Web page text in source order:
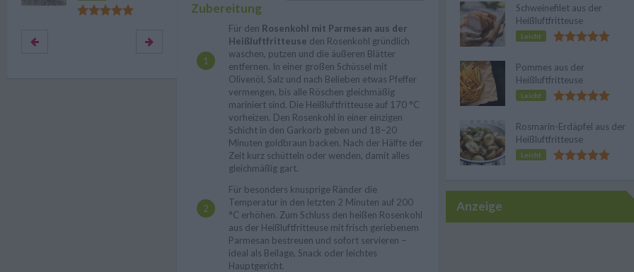
Zubereitung
Für den Rosenkohl mit Parmesan aus der
Heißluftfritteuse den Rosenkohl gründlich
waschen, putzen und die äußeren Blätter
entfernen. In einer großen Schüssel mit
Olivenöl, Salz und nach Belieben etwas Pfeffer
vermengen, bis alle Röschen gleichmäßig
mariniert sind. Die Heißluftfritteuse auf 170 °C
vorheizen. Den Rosenkohl in einer einzigen
Schicht in den Garkorb geben und 18–20
Minuten goldbraun backen. Nach der Hälfte der
Zeit kurz schütteln oder wenden, damit alles
gleichmäßig gart.
Für besonders knusprige Ränder die
Temperatur in den letzten 2 Minuten auf 200
°C erhöhen. Zum Schluss den heißen Rosenkohl
aus der Heißluftfritteuse mit frisch geriebenem
Parmesan bestreuen und sofort servieren –
ideal als Beilage, Snack oder leichtes
Hauptgericht.
Schweinefilet aus der
Heißluftfritteuse
Leicht
Pommes aus der
Heißluftfritteuse
Leicht
Rosmarin-Erdäpfel aus der
Heißluftfritteuse
Leicht
Anzeige